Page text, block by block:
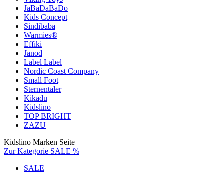
JaBaDaBaDo
Kids Concept
Sindibaba
Warmies®
Effiki
Janod
Label Label
Nordic Coast Company
Small Foot
Sternentaler
Kikadu
Kidslino
TOP BRIGHT
ZAZU
Kidslino Marken Seite
Zur Kategorie SALE %
SALE